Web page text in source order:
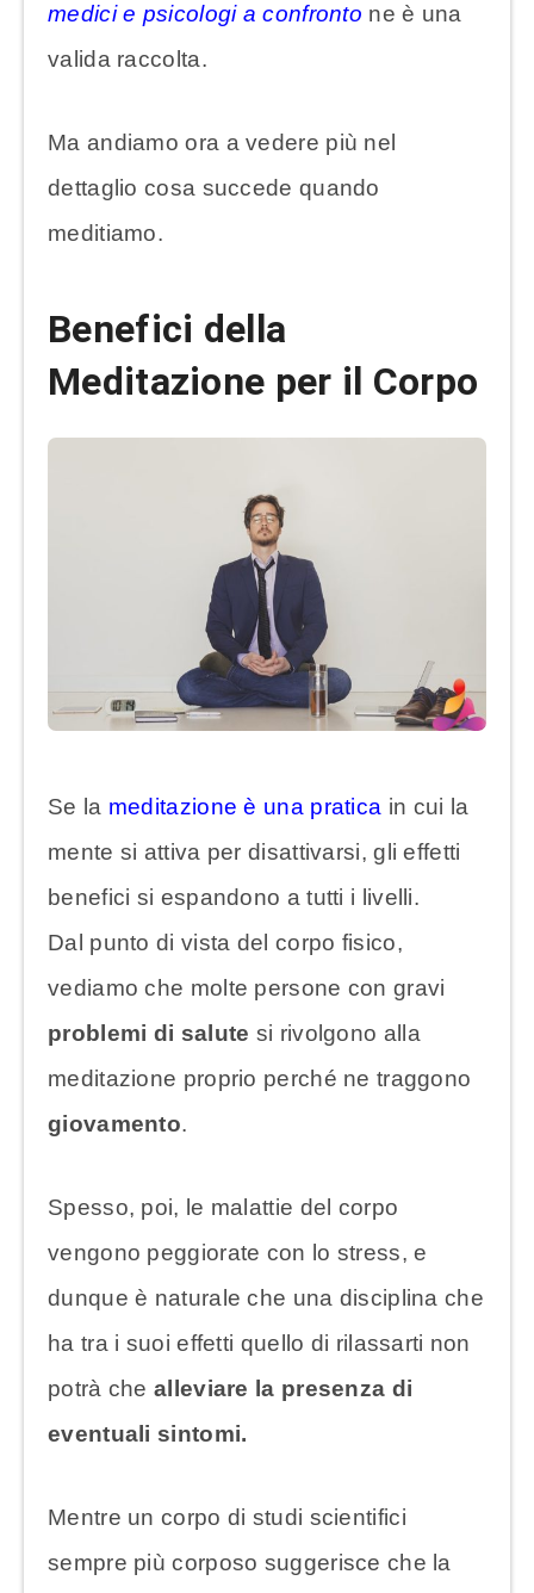
medici e psicologi a confronto ne è una
valida raccolta.
Ma andiamo ora a vedere più nel
dettaglio cosa succede quando
meditiamo.
Benefici della
Meditazione per il Corpo
Se la meditazione è una pratica in cui la
mente si attiva per disattivarsi, gli effetti
benefici si espandono a tutti i livelli.
Dal punto di vista del corpo fisico,
vediamo che molte persone con gravi
problemi di salute si rivolgono alla
meditazione proprio perché ne traggono
giovamento.
Spesso, poi, le malattie del corpo
vengono peggiorate con lo stress, e
dunque è naturale che una disciplina che
ha tra i suoi effetti quello di rilassarti non
potrà che alleviare la presenza di
eventuali sintomi.
Mentre un corpo di studi scientifici
sempre più corposo suggerisce che la